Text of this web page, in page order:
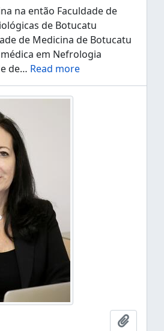
na então Faculdade de
de Botucatu
de Medicina de Botucatu
em Nefrologia
de… Read more